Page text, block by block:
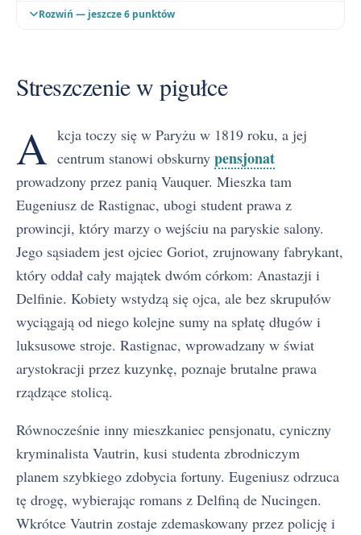
Ojciec Goriot — problematyka
Ojciec Goriot — jak wykorzystać na maturze
Streszczenie szczegółowe
Rozwiń — jeszcze 6 punktów
Streszczenie w pigułce
A kcja toczy się w Paryżu w 1819 roku, a jej
centrum stanowi obskurny pensjonat
prowadzony przez panią Vauquer. Mieszka tam
Eugeniusz de Rastignac, ubogi student prawa z
prowincji, który marzy o wejściu na paryskie salony.
Jego sąsiadem jest ojciec Goriot, zrujnowany fabrykant,
który oddał cały majątek dwóm córkom: Anastazji i
Delfinie. Kobiety wstydzą się ojca, ale bez skrupułów
wyciągają od niego kolejne sumy na spłatę długów i
luksusowe stroje. Rastignac, wprowadzany w świat
arystokracji przez kuzynkę, poznaje brutalne prawa
rządzące stolicą.
Równocześnie inny mieszkaniec pensjonatu, cyniczny
kryminalista Vautrin, kusi studenta zbrodniczym
planem szybkiego zdobycia fortuny. Eugeniusz odrzuca
tę drogę, wybierając romans z Delfiną de Nucingen.
Wkrótce Vautrin zostaje zdemaskowany przez policję i